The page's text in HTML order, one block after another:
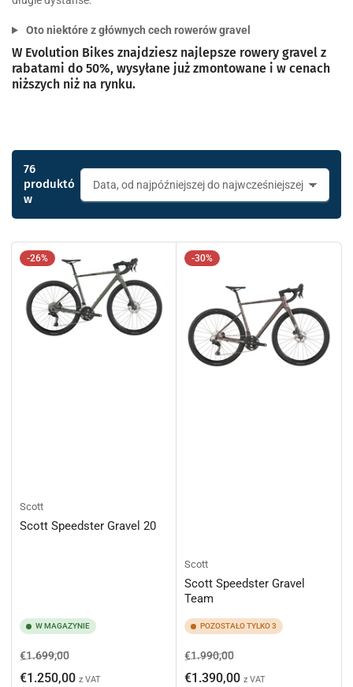
Oto niektóre z głównych cech rowerów gravel
W Evolution Bikes znajdziesz najlepsze rowery gravel z
rabatami do 50%, wysyłane już zmontowane i w cenach
niższych niż na rynku.
o
r
u
j
w
e
d
ł
76
produktó
w
-26%
Scott
Scott Speedster Gravel 20
W MAGAZYNIE
Cena
regularna
€1.699,00Cena
promocyjna
€1.250,00 z VAT
-30%
Scott
Scott Speedster Gravel
Team
POZOSTAŁO TYLKO 3
Cena
regularna
€1.990,00Cena
promocyjna
€1.390,00 z VAT